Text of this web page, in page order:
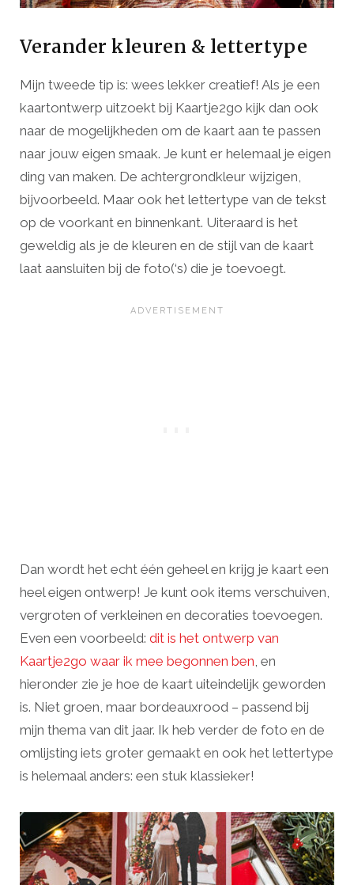
Verander kleuren & lettertype
Mijn tweede tip is: wees lekker creatief! Als je een
kaartontwerp uitzoekt bij Kaartje2go kijk dan ook
naar de mogelijkheden om de kaart aan te passen
naar jouw eigen smaak. Je kunt er helemaal je eigen
ding van maken. De achtergrondkleur wijzigen,
bijvoorbeeld. Maar ook het lettertype van de tekst
op de voorkant en binnenkant. Uiteraard is het
geweldig als je de kleuren en de stijl van de kaart
laat aansluiten bij de foto(‘s) die je toevoegt.
Dan wordt het echt één geheel en krijg je kaart een
heel eigen ontwerp! Je kunt ook items verschuiven,
vergroten of verkleinen en decoraties toevoegen.
Even een voorbeeld: dit is het ontwerp van
Kaartje2go waar ik mee begonnen ben , en
hieronder zie je hoe de kaart uiteindelijk geworden
is. Niet groen, maar bordeauxrood – passend bij
mijn thema van dit jaar. Ik heb verder de foto en de
omlijsting iets groter gemaakt en ook het lettertype
is helemaal anders: een stuk klassieker!